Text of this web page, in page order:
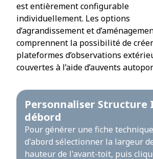
est entièrement configurable
individuellement. Les options
d’agrandissement et
comprennent la possibilité de
plateformes d’observations
couvertes à l’aide d’auvents
Personnaliser Structure
débord
Pour générer une fiche
d'abord sélectionner la largeur
hauteur de l'avant-toit, puis